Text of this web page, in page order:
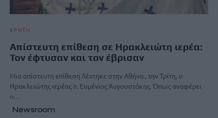
ΚΡΗΤΗ
Aπίστευτη επίθεση σε Ηρακλειώτη ιερέα:
Τον έφτυσαν και τον έβρισαν
Μια απίστευτη επίθεση δέχτηκε στην Αθήνα , την Τρίτη, ο
Ηρακλειώτης ιερέας π. Ευμένιος Αυγουστάκης. Όπως αναφέρει
ο…
Newsroom